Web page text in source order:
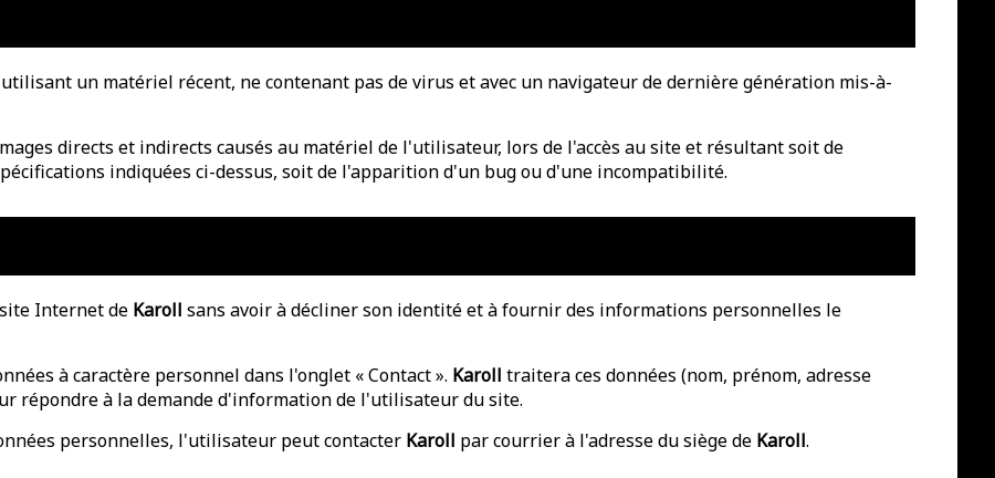
un matériel récent, ne contenant pas de virus et avec un navigateur de dernière génération mis-à-
directs et indirects causés au matériel de l'utilisateur, lors de l'accès au site et résultant soit de
indiquées ci-dessus, soit de l'apparition d'un bug ou d'une incompatibilité.
Internet de Karoll sans avoir à décliner son identité et à fournir des informations personnelles le
à caractère personnel dans l'onglet « Contact ». Karoll traitera ces données (nom, prénom, adresse
répondre à la demande d'information de l'utilisateur du site.
personnelles, l'utilisateur peut contacter Karoll par courrier à l'adresse du siège de Karoll.